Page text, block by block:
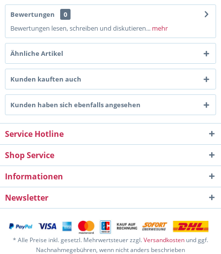
Bewertungen
0
Bewertungen lesen, schreiben und diskutieren... mehr
Ähnliche Artikel
Kunden kauften auch
Kunden haben sich ebenfalls angesehen
Service Hotline
Shop Service
Informationen
Newsletter
* Alle Preise inkl. gesetzl. Mehrwertsteuer zzgl.Versandkosten und ggf.
Nachnahmegebühren, wenn nicht anders beschrieben